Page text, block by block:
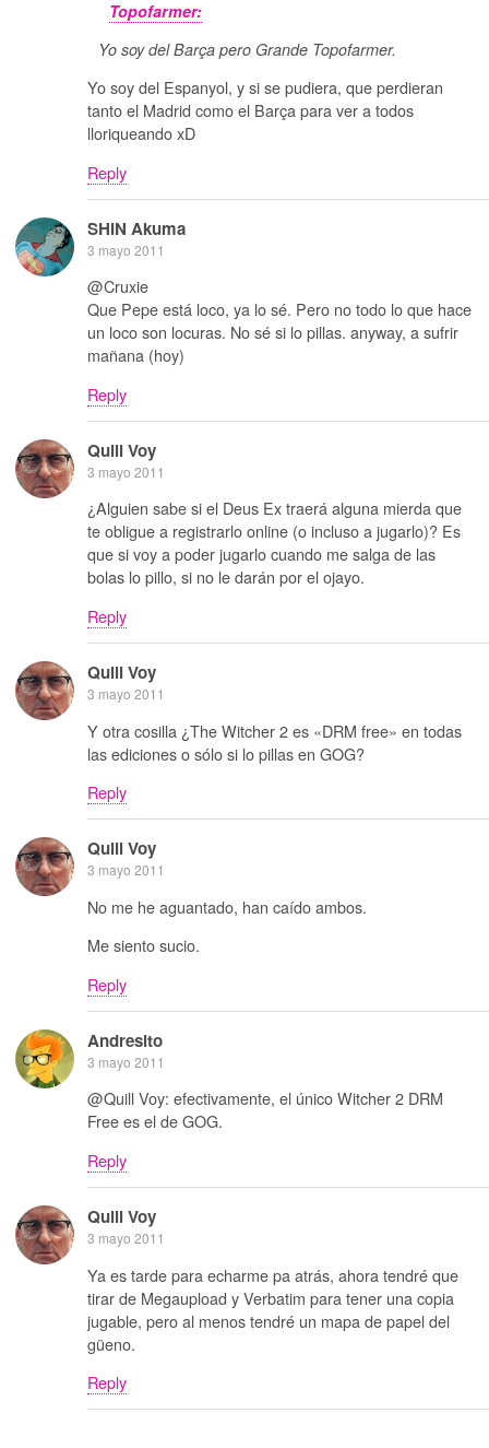
Topofarmer:
Yo soy del Barça pero Grande Topofarmer.
Yo soy del Espanyol, y si se pudiera, que perdieran
tanto el Madrid como el Barça para ver a todos
lloriqueando xD
Reply
SHIN Akuma
3 mayo 2011
@Cruxie
Que Pepe está loco, ya lo sé. Pero no todo lo que hace
un loco son locuras. No sé si lo pillas. anyway, a sufrir
mañana (hoy)
Reply
Quill Voy
3 mayo 2011
¿Alguien sabe si el Deus Ex traerá alguna mierda que
te obligue a registrarlo online (o incluso a jugarlo)? Es
que si voy a poder jugarlo cuando me salga de las
bolas lo pillo, si no le darán por el ojayo.
Reply
Quill Voy
3 mayo 2011
Y otra cosilla ¿The Witcher 2 es «DRM free» en todas
las ediciones o sólo si lo pillas en GOG?
Reply
Quill Voy
3 mayo 2011
No me he aguantado, han caído ambos.
Me siento sucio.
Reply
Andresito
3 mayo 2011
@Quill Voy: efectivamente, el único Witcher 2 DRM
Free es el de GOG.
Reply
Quill Voy
3 mayo 2011
Ya es tarde para echarme pa atrás, ahora tendré que
tirar de Megaupload y Verbatim para tener una copia
jugable, pero al menos tendré un mapa de papel del
güeno.
Reply